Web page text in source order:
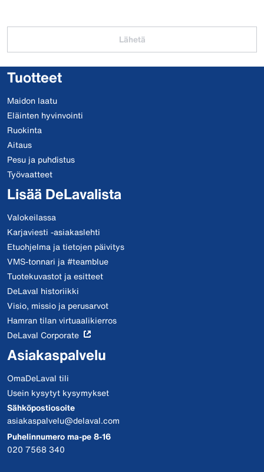
Lähetä
Tuotteet
Maidon laatu
Eläinten hyvinvointi
Ruokinta
Aitaus
Pesu ja puhdistus
Työvaatteet
Lisää DeLavalista
Valokeilassa
Karjaviesti -asiakaslehti
Etuohjelma ja tietojen päivitys
VMS-tonnari ja #teamblue
Tuotekuvastot ja esitteet
DeLaval historiikki
Visio, missio ja perusarvot
Hamran tilan virtuaalikierros
DeLaval Corporate
Asiakaspalvelu
OmaDeLaval tili
Usein kysytyt kysymykset
Sähköpostiosoite
asiakaspalvelu@delaval.com
Puhelinnumero ma-pe 8-16
020 7568 340